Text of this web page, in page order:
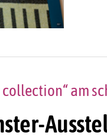
collection“ am